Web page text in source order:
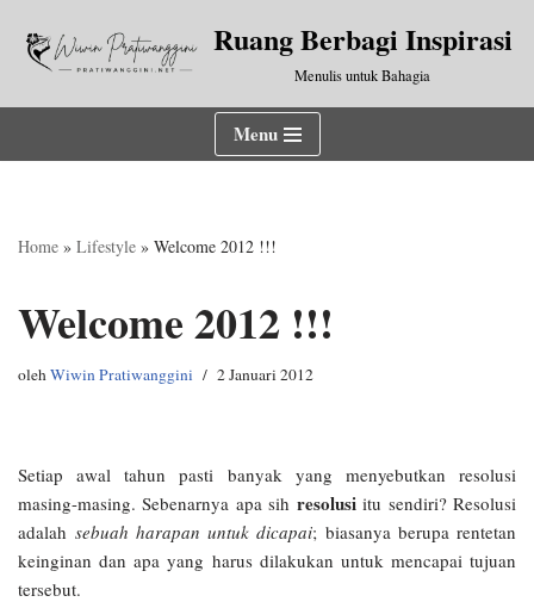
Lompat
Ruang Berbagi Inspirasi
Menulis untuk Bahagia
Menu
Home » Lifestyle » Welcome 2012 !!!
Welcome 2012 !!!
olehWiwin Pratiwanggini 2 Januari 2012
Setiap awal tahun pasti banyak yang menyebutkan resolusi
masing-masing. Sebenarnya apa sih resolusiitu sendiri? Resolusi
adalah sebuah harapan untuk dicapai; biasanya berupa rentetan
keinginan dan apa yang harus dilakukan untuk mencapai tujuan
tersebut.